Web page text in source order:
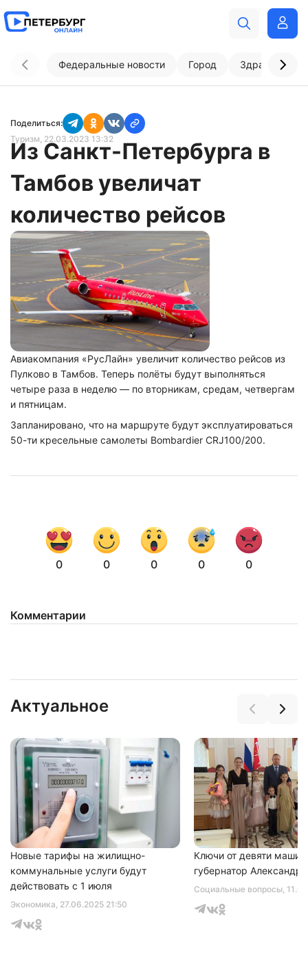
Федеральные новости Город
Поделиться:
Туризм, 22.03.2023 13:32
Из Санкт-Петербурга в
Тамбов увеличат
количество рейсов
Авиакомпания «РусЛайн» увеличит количество рейсов из
Пулково в Тамбов. Теперь полёты будут выполняться
четыре раза в неделю — по вторникам, средам, четвергам
и пятницам.
Запланировано, что на маршруте будут эксплуатироваться
50-ти кресельные самолеты Bombardier CRJ100/200.
0 0 0 0 0
Комментарии
Актуальное
Экономика, 27.06.2025 21:50
Новые тарифы на жилищно-
коммунальные услуги будут
действовать с 1 июля
Социальные вопросы,
Ключи от девяти машин
губернатор Александр
Нажимая на кнопку "Отправить" вы
соглашаетесь с
политикой конфиденциальности